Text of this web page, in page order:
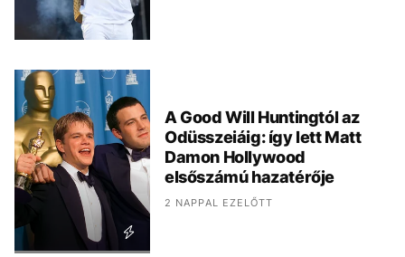
A Good Will Huntingtól az
Odüsszeiáig: így lett Matt
Damon Hollywood
elsőszámú hazatérője
2 NAPPAL EZELŐTT